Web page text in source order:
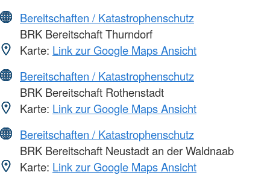
Bereitschaften / Katastrophenschutz
BRK Bereitschaft Thurndorf
Karte: Link zur Google Maps Ansicht
Bereitschaften / Katastrophenschutz
BRK Bereitschaft Rothenstadt
Karte: Link zur Google Maps Ansicht
Bereitschaften / Katastrophenschutz
BRK Bereitschaft Neustadt an der Waldnaab
Karte: Link zur Google Maps Ansicht